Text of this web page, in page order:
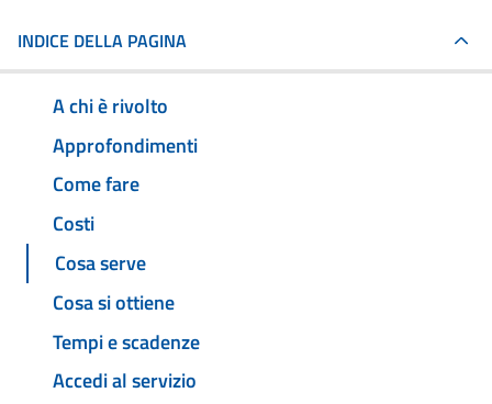
INDICE DELLA PAGINA
A chi è rivolto
Approfondimenti
Come fare
Costi
Cosa serve
Cosa si ottiene
Tempi e scadenze
Accedi al servizio